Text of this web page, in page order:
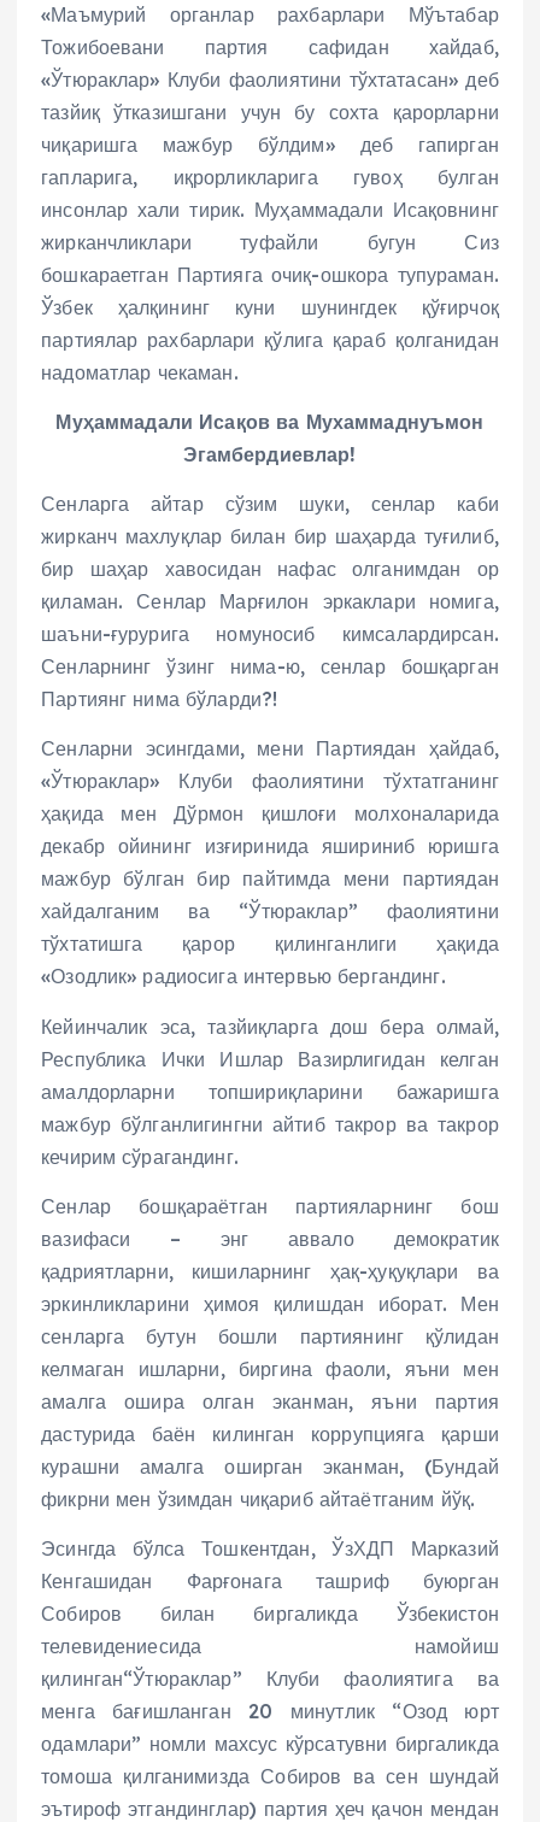
«Маъмурий органлар рахбарлари Мўътабар
Тожибоевани партия сафидан хайдаб,
«Ўтюраклар» Клуби фаолиятини тўхтатасан» деб
тазйиқ ўтказишгани учун бу сохта қарорларни
чиқаришга мажбур бўлдим» деб гапирган
гапларига, иқрорликларига гувоҳ булган
инсонлар хали тирик. Муҳаммадали Исақовнинг
жирканчликлари туфайли бугун Сиз
бошкараетган Партияга очиқ-ошкора тупураман.
Ўзбек ҳалқининг куни шунингдек қўғирчоқ
партиялар рахбарлари қўлига қараб қолганидан
надоматлар чекаман.
Муҳаммадали Исақов ва Мухаммаднуъмон
Эгамбердиевлар!
Сенларга айтар сўзим шуки, сенлар каби
жирканч махлуқлар билан бир шаҳарда туғилиб,
бир шаҳар хавосидан нафас олганимдан ор
қиламан. Сенлар Марғилон эркаклари номига,
шаъни-ғурурига номуносиб кимсалардирсан.
Сенларнинг ўзинг нима-ю, сенлар бошқарган
Партиянг нима бўларди?!
Сенларни эсингдами, мени Партиядан ҳайдаб,
«Ўтюраклар» Клуби фаолиятини тўхтатганинг
ҳақида мен Дўрмон қишлоғи молхоналарида
декабр ойининг изғиринида яшириниб юришга
мажбур бўлган бир пайтимда мени партиядан
хайдалганим ва “Ўтюраклар” фаолиятини
тўхтатишга қарор қилинганлиги ҳақида
«Озодлик» радиосига интервью бергандинг.
Кейинчалик эса, тазйиқларга дош бера олмай,
Республика Ички Ишлар Вазирлигидан келган
амалдорларни топшириқларини бажаришга
мажбур бўлганлигингни айтиб такрор ва такрор
кечирим сўрагандинг.
Сенлар бошқараётган партияларнинг бош
вазифаси – энг аввало демократик
қадриятларни, кишиларнинг ҳақ-ҳуқуқлари ва
эркинликларини ҳимоя қилишдан иборат. Мен
сенларга бутун бошли партиянинг қўлидан
келмаган ишларни, биргина фаоли, яъни мен
амалга ошира олган эканман, яъни партия
дастурида баён килинган коррупцияга қарши
курашни амалга оширган эканман, (Бундай
фикрни мен ўзимдан чиқариб айтаётганим йўқ.
Эсингда бўлса Тошкентдан, ЎзХДП Марказий
Кенгашидан Фарғонага ташриф буюрган
Собиров билан биргаликда Ўзбекистон
телевидениесида намойиш
қилинган“Ўтюраклар” Клуби фаолиятига ва
менга бағишланган 20 минутлик “Озод юрт
одамлари” номли махсус кўрсатувни биргаликда
томоша қилганимизда Собиров ва сен шундай
эътироф этгандинглар) партия ҳеч қачон мендан